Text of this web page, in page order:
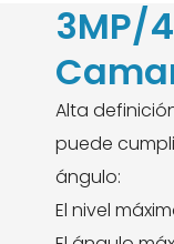
3MP/
Alta
puede
ángulo:
El nivel